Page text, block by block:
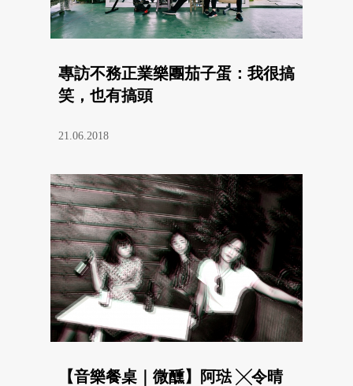
專訪不務正業樂團茄子蛋：我很搞
笑，也有搞頭
21.06.2018
【音樂餐桌｜微醺】阿琺 ╳令晴